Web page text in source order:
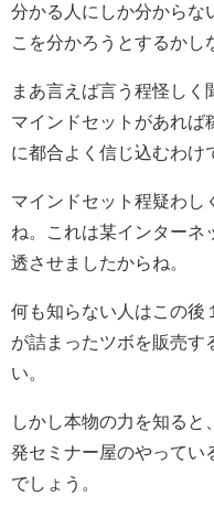
分かる人にしか分からな
こを分かろうとするかし
まあ言えば言う程怪しく
マインドセットがあれば
に都合よく信じ込むわけ
マインドセット程疑わし
ね。これは某インターネ
透させましたからね。
何も知らない人はこの後
が詰まったツボを販売す
い。
しかし本物の力を知ると
発セミナー屋のやってい
でしょう。